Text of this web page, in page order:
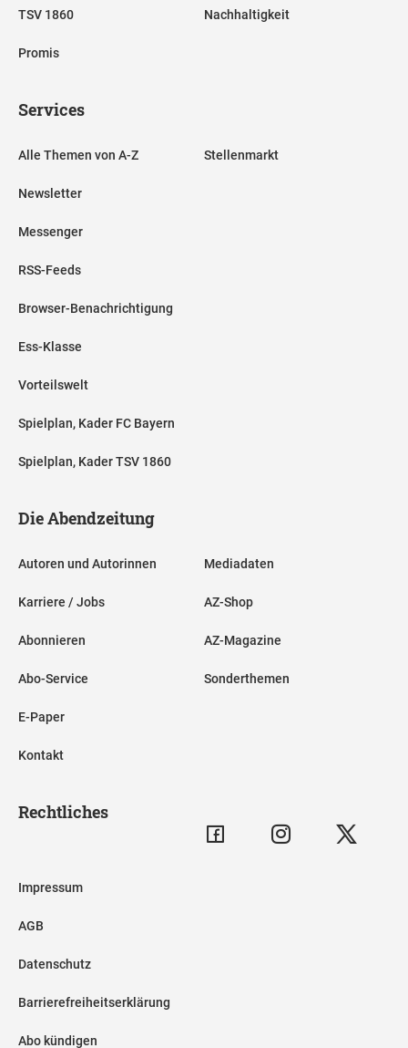
TSV 1860
Promis
Nachhaltigkeit
Services
Alle Themen von A-Z
Newsletter
Messenger
RSS-Feeds
Browser-Benachrichtigung
Ess-Klasse
Vorteilswelt
Spielplan, Kader FC Bayern
Spielplan, Kader TSV 1860
Stellenmarkt
Die Abendzeitung
Autoren und Autorinnen
Karriere / Jobs
Abonnieren
Abo-Service
E-Paper
Kontakt
Mediadaten
AZ-Shop
AZ-Magazine
Sonderthemen
Rechtliches
Impressum
AGB
Datenschutz
Barrierefreiheitserklärung
Abo kündigen